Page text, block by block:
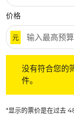
价格
元
没有符合您的
件。
*显示的票价是在过去